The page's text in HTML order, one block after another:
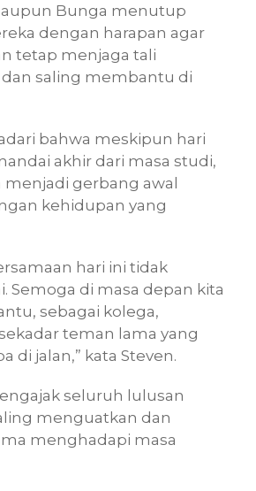
Bunga menutup
dengan harapan agar
tetap menjaga tali
saling membantu di
bahwa meskipun hari
akhir dari masa studi,
menjadi gerbang awal
kehidupan yang
hari ini tidak
Semoga di masa depan kita
sebagai kolega,
teman lama yang
di jalan,” kata Steven.
seluruh lulusan
menguatkan dan
menghadapi masa